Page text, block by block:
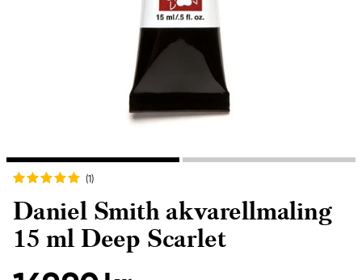
(1)
Daniel Smith akvarellmaling
15 ml Deep Scarlet